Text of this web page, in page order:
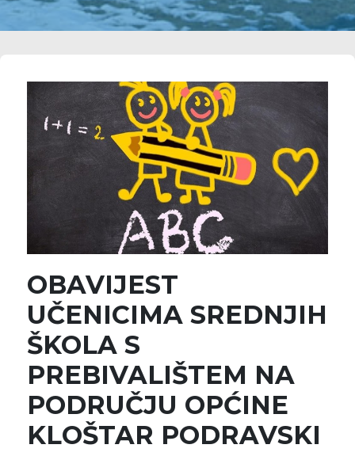
OBAVIJEST
UČENICIMA SREDNJIH
ŠKOLA S
PREBIVALIŠTEM NA
PODRUČJU OPĆINE
KLOŠTAR PODRAVSKI